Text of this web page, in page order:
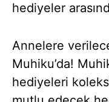
hediyeler
Annelere
Muhiku’da!
hediyeleri